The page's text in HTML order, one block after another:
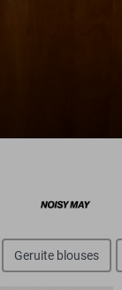
Geruite blouses